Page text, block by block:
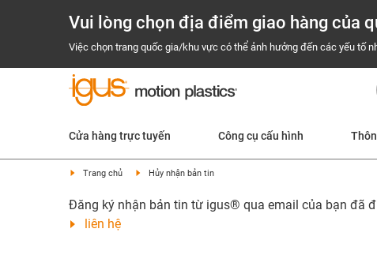
Vui lòng chọn địa điểm giao hàng của
Việc chọn trang quốc gia/khu vực có thể ảnh hưởng đến các yếu tố
Cửa hàng trực tuyến Công cụ cấu hình
Trang chủ Hủy nhận bản tin
Đăng ký nhận bản tin từ igus® qua email của bạn đã
liên hệ